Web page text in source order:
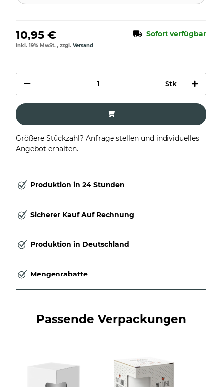
10,95 € Sofort verfügbar
inkl. 19% MwSt. , zzgl. Versand
Stk
Größere Stückzahl? Anfrage stellen und individuelles
Angebot erhalten.
Produktion in 24 Stunden
Sicherer Kauf Auf Rechnung
Produktion in Deutschland
Mengenrabatte
Passende Verpackungen